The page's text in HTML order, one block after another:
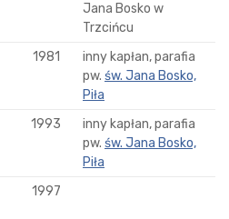
Jana Bosko w
Trzcińcu
1981
inny kapłan, parafia
pw. św. Jana Bosko,
Piła
1993
inny kapłan, parafia
pw. św. Jana Bosko,
Piła
1997